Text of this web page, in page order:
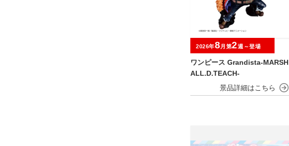
ワンピース Grandista-MARSH
ALL.D.TEACH-
2026年8 月第2週～登場